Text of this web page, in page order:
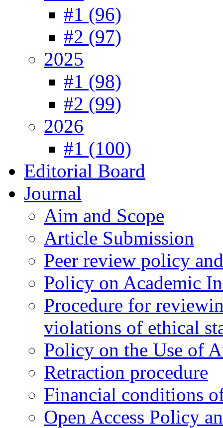
#1 (96)
#2 (97)
2025
#1 (98)
#2 (99)
2026
#1 (100)
Editorial Board
Journal
Aim and Scope
Article Submission
Peer review policy
Policy on Academic
Procedure for
violations of ethical
Policy on the Use of
Retraction procedure
Financial conditions
Open Access Policy